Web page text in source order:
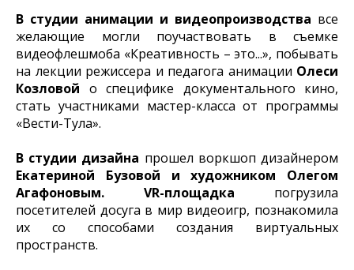
В студии анимации и видеопроизводства все
желающие могли поучаствовать в съемке
видеофлешмоба «Креативность – это...», побывать
на лекции режиссера и педагога анимации Олеси
Козловой о специфике документального кино,
стать участниками мастер-класса от программы
«Вести-Тула».
В студии дизайна прошел воркшоп дизайнером
Екатериной Бузовой и художником Олегом
Агафоновым.
VR-площадка погрузила
посетителей досуга в мир видеоигр, познакомила
их со способами создания виртуальных
пространств.